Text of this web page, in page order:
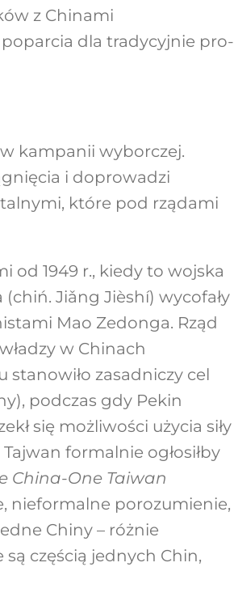
z Chinami
dla tradycyjnie pro-
kampanii wyborczej.
i doprowadzi
które pod rządami
od 1949 r., kiedy to wojska
Jiǎng Jièshí) wycofały
Mao Zedonga. Rząd
w Chinach
zasadniczy cel
podczas gdy Pekin
się możliwości użycia siły
formalnie ogłosiłby
China-One Taiwan
nieformalne porozumienie,
Chiny – różnie
częścią jednych Chin,